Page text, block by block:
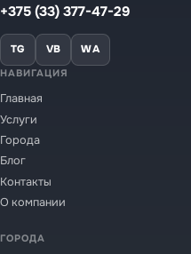
+375 (33) 377-47-29
TG VB WA
НАВИГАЦИЯ
Главная
Услуги
Города
Блог
Контакты
О компании
ГОРОДА